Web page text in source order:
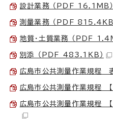
設計業務 （PDF 16.1MB）
測量業務 （PDF 815.4KB
地質・土質業務 （PDF
別添 （PDF 483.1KB）
広島市公共測量作業規程
広島市公共測量作業規程
広島市公共測量作業規程